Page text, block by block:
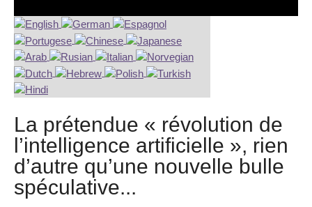
La prétendue « révolution de
l’intelligence artificielle », rien
d’autre qu’une nouvelle bulle
spéculative...